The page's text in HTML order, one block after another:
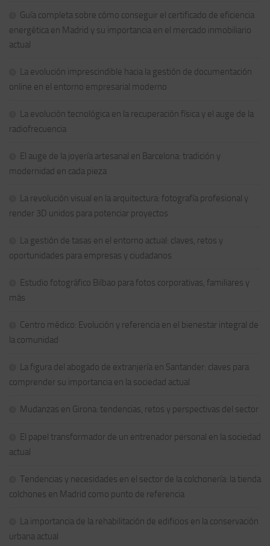
Guía completa sobre cómo conseguir el certificado de eficiencia
energética en Madrid y su importancia en el mercado inmobiliario
actual
La evolución imprescindible hacia la gestión de documentación
online en el entorno empresarial moderno
La evolución tecnológica en la recuperación física y el auge de la
radiofrecuencia
El auge de la joyería artesanal en Barcelona: tradición y
modernidad en cada pieza
La revolución visual en la arquitectura: fotografía profesional y
render 3D unidos para potenciar proyectos
La gestión de tasas en el entorno actual: claves, retos y
oportunidades para empresas y ciudadanos
Estudio fotográfico Bilbao para fotos corporativas, familiares y
más
Centro médico: Evolución y referencia en el bienestar integral de
la comunidad
La figura del abogado de extranjería en Santander: claves para
comprender su importancia en la sociedad actual
Mudanzas en Girona: tendencias, retos y perspectivas del sector
El papel transformador de un entrenador personal en la sociedad
actual
Tendencias y necesidades en el sector de la colchonería: la tienda
colchones en Madrid como punto de referencia
La importancia de la rehabilitación de edificios en la conservación
urbana actual